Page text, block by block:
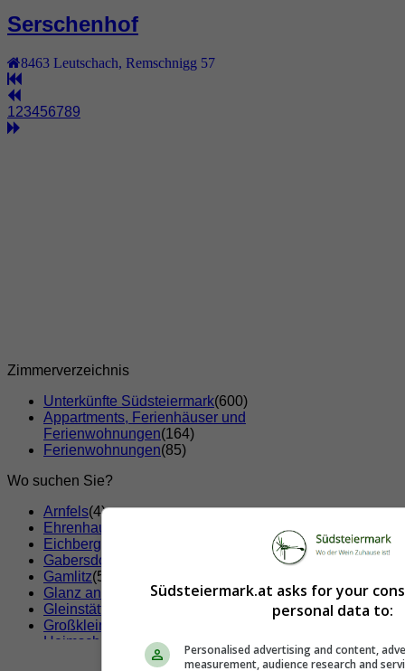
Serschenhof
8463 Leutschach Remschnigg 57
1 23456789
Zimmerverzeichnis
Unterkünfte Südsteiermark(600)
Appartments, Ferienhäuser und
Ferienwohnungen(164)
Ferienwohnungen(85)
Wo suchen Sie?
Arnfels(4)
Ehrenhausen
Eichberg-Trautenburg
Gabersdorf
Gamlitz(5)
Glanz an der Weinstraße(9)
Gleinstätten
Großklein
Heimschuh
Kitzeck im Sausal(5)
Südsteiermark.at asks for your
personal data to:
Personalised advertising and content,
measurement, audience research and